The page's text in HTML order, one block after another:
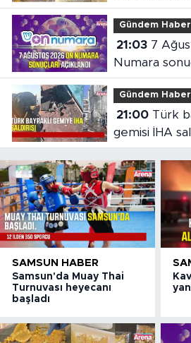
çıktı
Gündem
21:037 Ağustos 2026 On
Numara
Gündem
21:00Türk bayraklı kuru yük
gemisi İHA
SAMSUN HABER
Samsun'da Muay Thai
Turnuvası heyecanı
başladı